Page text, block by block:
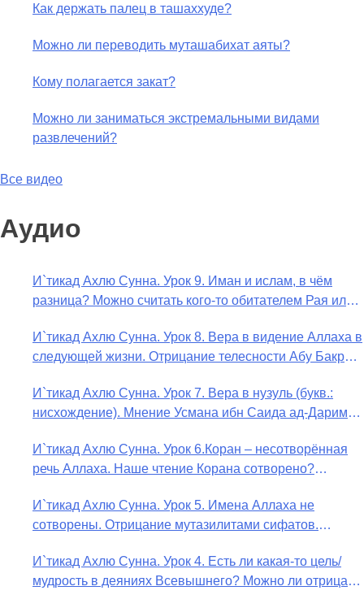
Как держать палец в ташаххуде?
Можно ли переводить муташабихат аяты?
Кому полагается закат?
Можно ли заниматься экстремальными видами
развлечений?
Все видео
Аудио
И`тикад Ахлю Сунна. Урок 9. Иман и ислам, в чём
разница? Можно считать кого-то обитателем Рая или
И`тикад Ахлю Сунна. Урок 8. Вера в видение Аллаха в
следующей жизни. Отрицание телесности Абу Бакром
ибн Саида ад-Дарими. Иман – это слова, дела и
познание
И`тикад Ахлю Сунна. Урок 7. Вера в нузуль (букв.:
нисхождение). Мнение Усмана ибн Саида ад-Дарими
описывается физическим движением?
И`тикад Ахлю Сунна. Урок 6.Коран – несотворённая
речь Аллаха. Наше чтение Корана сотворено?
И`тикад Ахлю Сунна. Урок 5. Имена Аллаха не
сотворены. Отрицание мутазилитами сифатов.
И`тикад Ахлю Сунна. Урок 4. Есть ли какая-то цель/
мудрость в деяниях Всевышнего? Можно ли отрицать